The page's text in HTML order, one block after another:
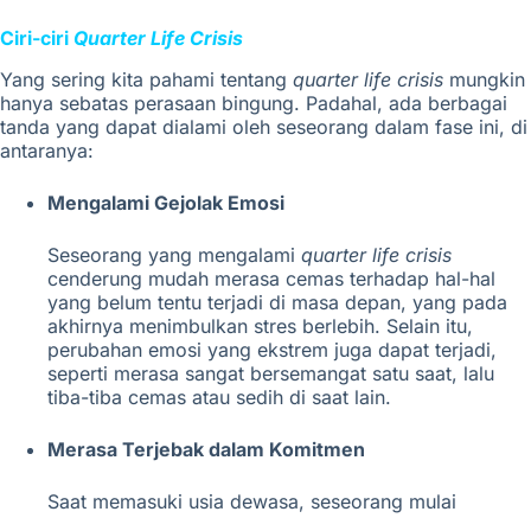
Ciri-ciri Quarter Life Crisis
Yang sering kita pahami tentang quarter life crisis mungkin
hanya sebatas perasaan bingung. Padahal, ada berbagai
tanda yang dapat dialami oleh seseorang dalam fase ini, di
antaranya:
Mengalami Gejolak Emosi
Seseorang yang mengalami quarter life crisis
cenderung mudah merasa cemas terhadap hal-hal
yang belum tentu terjadi di masa depan, yang pada
akhirnya menimbulkan stres berlebih. Selain itu,
perubahan emosi yang ekstrem juga dapat terjadi,
seperti merasa sangat bersemangat satu saat, lalu
tiba-tiba cemas atau sedih di saat lain.
Merasa Terjebak dalam Komitmen
Saat memasuki usia dewasa, seseorang mulai